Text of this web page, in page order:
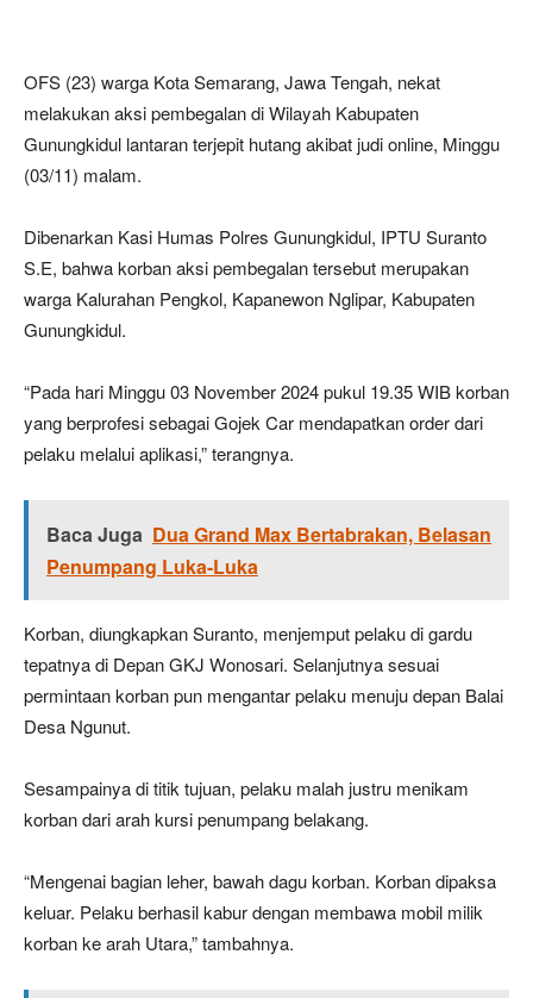
OFS (23) warga Kota Semarang, Jawa Tengah, nekat
melakukan aksi pembegalan di Wilayah Kabupaten
Gunungkidul lantaran terjepit hutang akibat judi online, Minggu
(03/11) malam.
Dibenarkan Kasi Humas Polres Gunungkidul, IPTU Suranto
S.E, bahwa korban aksi pembegalan tersebut merupakan
warga Kalurahan Pengkol, Kapanewon Nglipar, Kabupaten
Gunungkidul.
“Pada hari Minggu 03 November 2024 pukul 19.35 WIB korban
yang berprofesi sebagai Gojek Car mendapatkan order dari
pelaku melalui aplikasi,” terangnya.
Baca Juga Dua Grand Max Bertabrakan, Belasan
Penumpang Luka-Luka
Korban, diungkapkan Suranto, menjemput pelaku di gardu
tepatnya di Depan GKJ Wonosari. Selanjutnya sesuai
permintaan korban pun mengantar pelaku menuju depan Balai
Desa Ngunut.
Sesampainya di titik tujuan, pelaku malah justru menikam
korban dari arah kursi penumpang belakang.
“Mengenai bagian leher, bawah dagu korban. Korban dipaksa
keluar. Pelaku berhasil kabur dengan membawa mobil milik
korban ke arah Utara,” tambahnya.